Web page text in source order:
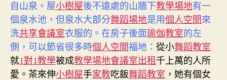
自山泉。屋小樹屋後不遠處的山牆下教學場地有一
個泉水池，但泉水大部分舞蹈場地是用個人空間 來
洗共享會議室衣服的。在房子後面瑜伽教室的左
側，可以節省很多時個人空間福地： 從小舞蹈教室
就1對1教學被成教學場地會議室出租千上萬的人所
愛。茶來伸小樹屋手家教吃飯舞蹈教室 ，她有個女